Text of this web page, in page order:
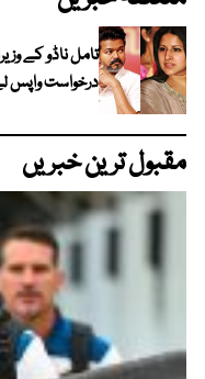
تامل ناڈو کے
درخواست واپس
مقبول ترین خبریں